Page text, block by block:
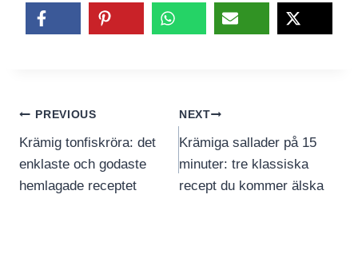
Inläggsnavigering
PREVIOUS
Krämig tonfiskröra: det
enklaste och godaste
hemlagade receptet
NEXT
Krämiga sallader på 15
minuter: tre klassiska
recept du kommer älska